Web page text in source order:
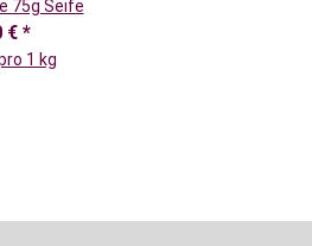
75g Seife
€ *
1 kg